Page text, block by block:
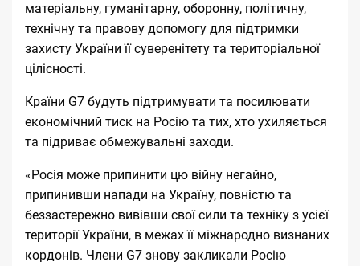
матеріальну, гуманітарну, оборонну, політичну,
технічну та правову допомогу для підтримки
захисту України її суверенітету та територіальної
цілісності.
Країни G7 будуть підтримувати та посилювати
економічний тиск на Росію та тих, хто ухиляється
та підриває обмежувальні заходи.
«Росія може припинити цю війну негайно,
припинивши напади на Україну, повністю та
беззастережно вивівши свої сили та техніку з усієї
території України, в межах її міжнародно визнаних
кордонів. Члени G7 знову закликали Росію